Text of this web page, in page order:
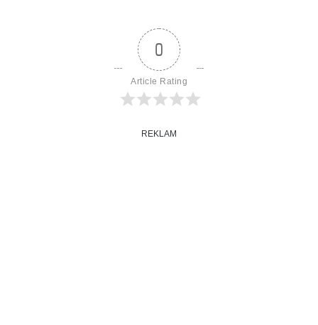
0
Article Rating
REKLAM